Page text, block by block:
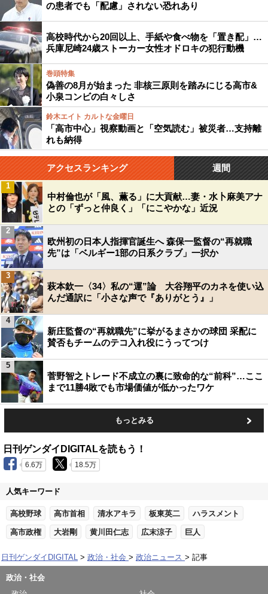
の患者でも「配慮」されない恐れあり
高校時代から20回以上、手紙や食べ物を「置き配」…
兵庫尼崎24歳ストーカー女性オドロキの犯行動機
巻頭特集
偽善の8月が始まった 非核三原則を踏みにじる高市&
小泉コンビの白々しさ
鈴木エイト カルトな金曜日
「高市中心」視察動画と「空気読む」被災者…支持離
れも納得
アクセスランキング 週間
中村倫也が「風、薫る」に大貢献…妻・水卜麻美アナ
との「ずっと仲良く」「にこやかな」近況
1
欧州初の日本人指揮官誕生へ 森保一監督の“再就職
先”は「ベルギー1部の日系クラブ」一択か
2
萩本欽一〈34〉私の“運”論 大谷翔平のカネを使い込
んだ通訳に「小さな声で『ありがとう』」
3
新庄監督の“再就職先”に挙がるまさかの球団 采配に
賛否もチームのテコ入れ役にうってつけ
4
菅野智之トレード不成立の裏に致命的な“前科”…ここ
まで11勝4敗でも市場価値が低かったワケ
5
もっとみる
日刊ゲンダイDIGITALを読もう！
6.6万 18.5万
人気キーワード
高校野球 高市首相 清水アキラ 板東英二 ハラスメント
高市政権 大岩剛 黄川田仁志 広末涼子 巨人
日刊ゲンダイDIGITAL 政治・社会 政治ニュース 記事
政治・社会